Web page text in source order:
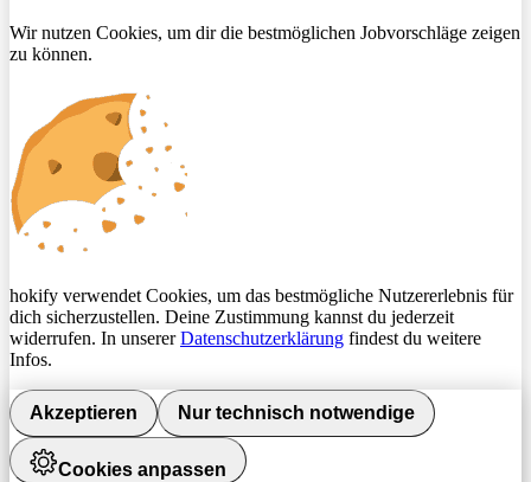
Wir nutzen Cookies, um dir die bestmöglichen Jobvorschläge zeigen
zu können.
hokify verwendet Cookies, um das bestmögliche Nutzererlebnis für
dich sicherzustellen. Deine Zustimmung kannst du jederzeit
widerrufen. In unsererDatenschutzerklärung findest du weitere
Infos.
Akzeptieren Nur technisch notwendige
Cookies anpassen